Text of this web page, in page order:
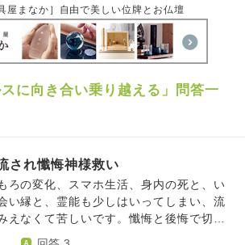
屋まなか］自由で美しい位牌とお仏壇
スに向き合い乗り越える」問答一
され懺悔神様救い
ろの変化、スマホ生活、身内の死と、い
い縁と、霊能も少しはいってしまい、流
えなくて苦しいです。懺悔と後悔で切迫
てほしくて、どうしたらいいでしょう